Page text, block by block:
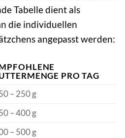
Tabelle dient als
die individuellen
angepasst werden:
PRO TAG
– 250 g
– 400 g
– 500 g